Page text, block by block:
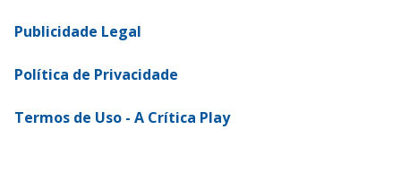
Publicidade Legal
Política de Privacidade
Termos de Uso - A Crítica Play